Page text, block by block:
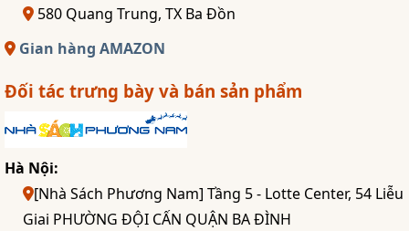
580 Quang Trung, TX Ba Đồn
Gian hàng AMAZON
Đối tác trưng bày và bán sản phẩm
Hà Nội:
[Nhà Sách Phương Nam] Tầng 5 - Lotte Center, 54 Liễu
Giai PHƯỜNG ĐỘI CẤN QUẬN BA ĐÌNH